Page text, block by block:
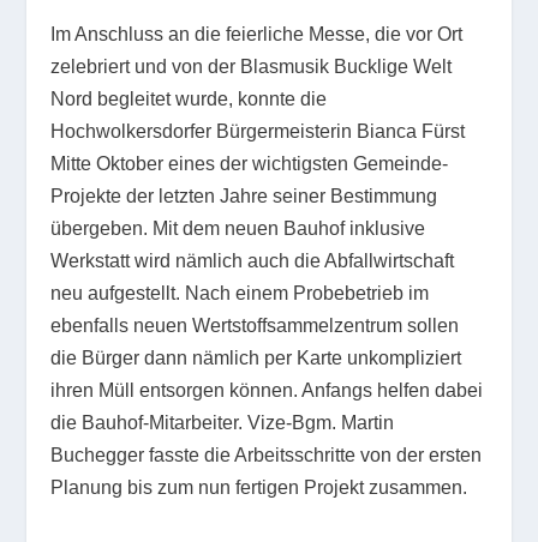
Im Anschluss an die feierliche Messe, die vor Ort
zelebriert und von der Blasmusik Bucklige Welt
Nord begleitet wurde, konnte die
Hochwolkersdorfer Bürgermeisterin Bianca Fürst
Mitte Oktober eines der wichtigsten Gemeinde-
Projekte der letzten Jahre seiner Bestimmung
übergeben. Mit dem neuen Bauhof inklusive
Werkstatt wird nämlich auch die Abfallwirtschaft
neu aufgestellt. Nach einem Probebetrieb im
ebenfalls neuen Wertstoffsammelzentrum sollen
die Bürger dann nämlich per Karte unkompliziert
ihren Müll entsorgen können. Anfangs helfen dabei
die Bauhof-Mitarbeiter. Vize-Bgm. Martin
Buchegger fasste die Arbeitsschritte von der ersten
Planung bis zum nun fertigen Projekt zusammen.